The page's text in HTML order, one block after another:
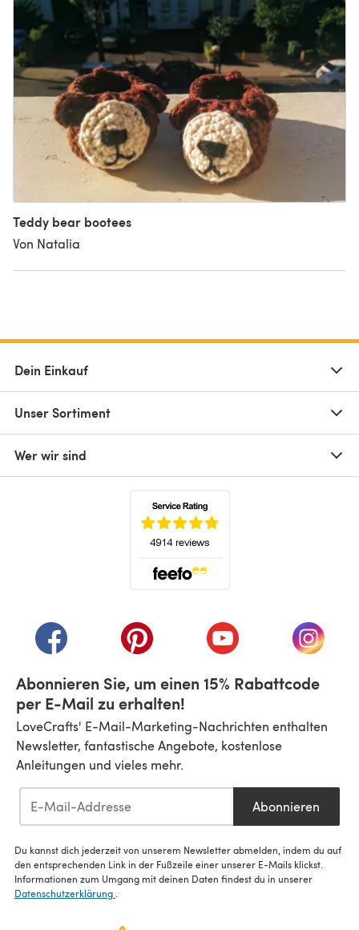
Teddy bear bootees
Von Natalia
Dein Einkauf
Unser Sortiment
Wer wir sind
(öffnet sich in einem neuen Tab)
(öffnet sich in einem neuen Tab)
(öffnet sich in einem
(öffnet
Abonnieren Sie, um einen 15% Rabattcode
per E-Mail zu erhalten!
LoveCrafts' E-Mail-Marketing-Nachrichten enthalten
Newsletter, fantastische Angebote, kostenlose
Anleitungen und vieles mehr.
Abonnieren
Du kannst dich jederzeit von unserem Newsletter abmelden, indem du auf
den entsprechenden Link in der Fußzeile einer unserer E-Mails klickst.
Informationen zum Umgang mit deinen Daten findest du in unserer
Datenschutzerklärung